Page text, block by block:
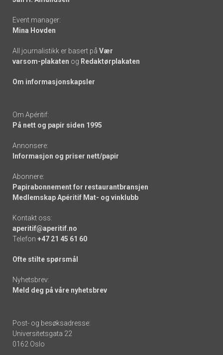
Event manager:
Mina Hovden
All journalistikk er basert på Vær
varsom-plakaten og Redaktørplakaten
Om informasjonskapsler
Om Apéritif:
På nett og papir siden 1995
Annonsere:
Informasjon og priser nett/papir
Abonnere:
Papirabonnement for restaurantbransjen
Medlemskap Apéritif Mat- og vinklubb
Kontakt oss:
aperitif@aperitif.no
Telefon +47 21 45 61 60
Ofte stilte spørsmål
Nyhetsbrev:
Meld deg på våre nyhetsbrev
Post- og besøksadresse:
Universitetsgata 22
0162 Oslo